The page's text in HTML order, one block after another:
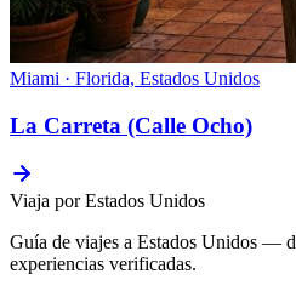
Miami · Florida, Estados Unidos
La Carreta (Calle Ocho)
Viaja por Estados Unidos
Guía de viajes a Estados Unidos —
experiencias verificadas.